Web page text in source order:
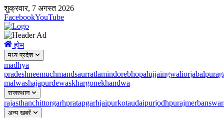
शुक्रवार, 7 अगस्त 2026
FacebookYouTube
होम
मध्य प्रदेश
madhya
pradeshneemuchmandsaurratlamindorebhopalujjaingwaliorjabalpur
malwashajapurdewaskhargonekhandwa
राजस्थान
rajasthanchittorgarhpratapgarhjaipurkotaudaipurjodhpurajmer
अन्य खबरें